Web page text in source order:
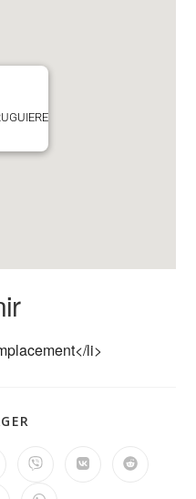
li>